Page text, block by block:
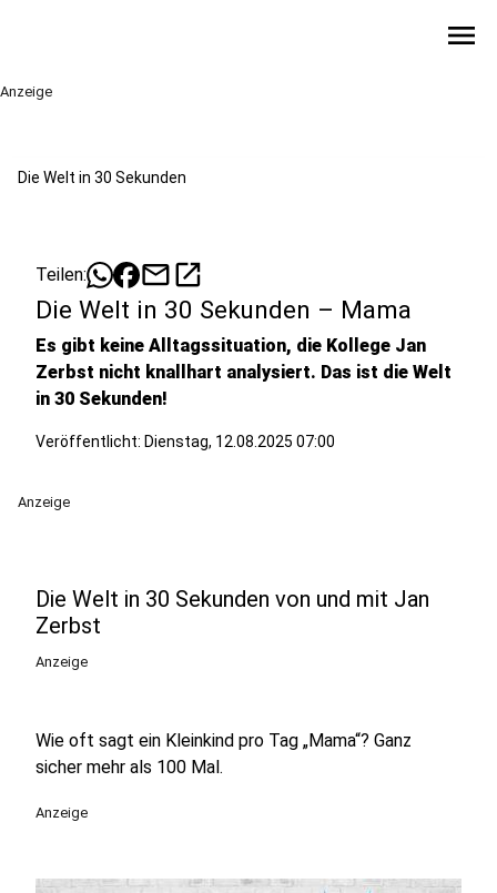
menu
Anzeige
Die Welt in 30 Sekunden
Teilen: mailopen_in_new
Die Welt in 30 Sekunden – Mama
Es gibt keine Alltagssituation, die Kollege Jan
Zerbst nicht knallhart analysiert. Das ist die Welt
in 30 Sekunden!
Veröffentlicht: Dienstag, 12.08.2025 07:00
Anzeige
Die Welt in 30 Sekunden von und mit Jan
Zerbst
Anzeige
Wie oft sagt ein Kleinkind pro Tag „Mama“? Ganz
sicher mehr als 100 Mal.
Anzeige